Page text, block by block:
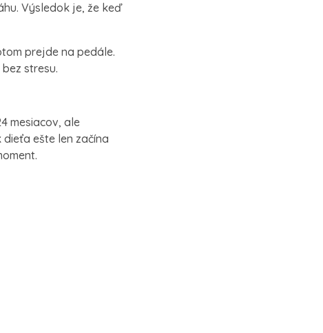
Výsledok je, že keď
prejde na pedále.
stresu.
mesiacov, ale
ešte len začína